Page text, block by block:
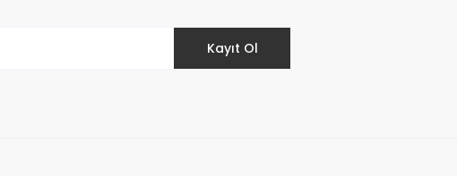
Kayıt Ol